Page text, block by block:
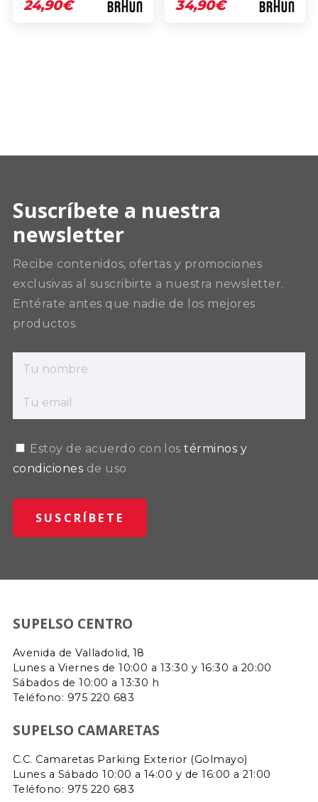
24,90€ 34,90€
Suscríbete a nuestra
newsletter
Recibe contenidos, ofertas y promociones
exclusivas al suscribirte a nuestra newsletter.
Entérate antes que nadie de los mejores
productos.
Estoy de acuerdo con lostérminos y
condiciones de uso
SUPELSO CENTRO
Avenida de Valladolid, 18
Lunes a Viernes de 10:00 a 13:30 y 16:30 a 20:00
Sábados de 10:00 a 13:30 h
Teléfono: 975 220 683
SUPELSO CAMARETAS
C.C. Camaretas Parking Exterior (Golmayo)
Lunes a Sábado 10:00 a 14:00 y de 16:00 a 21:00
Teléfono: 975 220 683